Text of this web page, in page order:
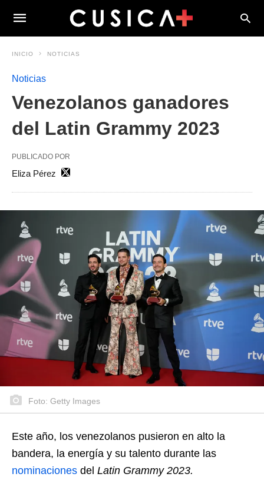
INICIO NOTICIAS
Noticias
Venezolanos ganadores
del Latin Grammy 2023
PUBLICADO POR
Eliza Pérez
Foto: Getty Images
Este año, los venezolanos pusieron en alto la
bandera, la energía y su talento durante las
nominaciones del Latin Grammy 2023.